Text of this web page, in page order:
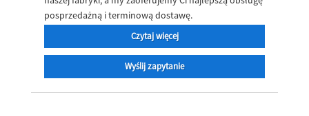
posprzedażną i terminową dostawę.
Czytaj więcej
Wyślij zapytanie